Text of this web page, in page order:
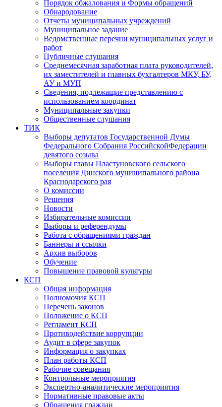
Порядок обжалования и Формы обращений
Обнародование
Отчеты муниципальных учреждений
Муниципальное задание
Ведомственные перечни муниципальных услуг и
работ
Публичные слушания
Среднемесячная заработная плата руководителей,
их заместителей и главных бухгалтеров МКУ, БУ,
АУ и МУП
Сведения, подлежащие представлению с
использованием координат
Муниципальные закупки
Общественные слушания
ТИК
Выборы депутатов Государственной Думы
Федерального Собрания РоссийскойФедерации
девятого созыва
Выборы главы Пластуновского сельского
поселения Динского муниципального района
Краснодарского рая
О комиссии
Решения
Новости
Избирательные комиссии
Выборы и референдумы
Работа с обращениями граждан
Баннеры и ссылки
Архив выборов
Обучение
Повышение правовой культуры
КСП
Общая информация
Полномочия КСП
Перечень законов
Положение о КСП
Регламент КСП
Противодействие коррупции
Аудит в сфере закупок
Информация о закупках
План работы КСП
Рабочие совещания
Контрольные мероприятия
Экспертно-аналитические мероприятия
Нормативные правовые акты
Обращения граждан